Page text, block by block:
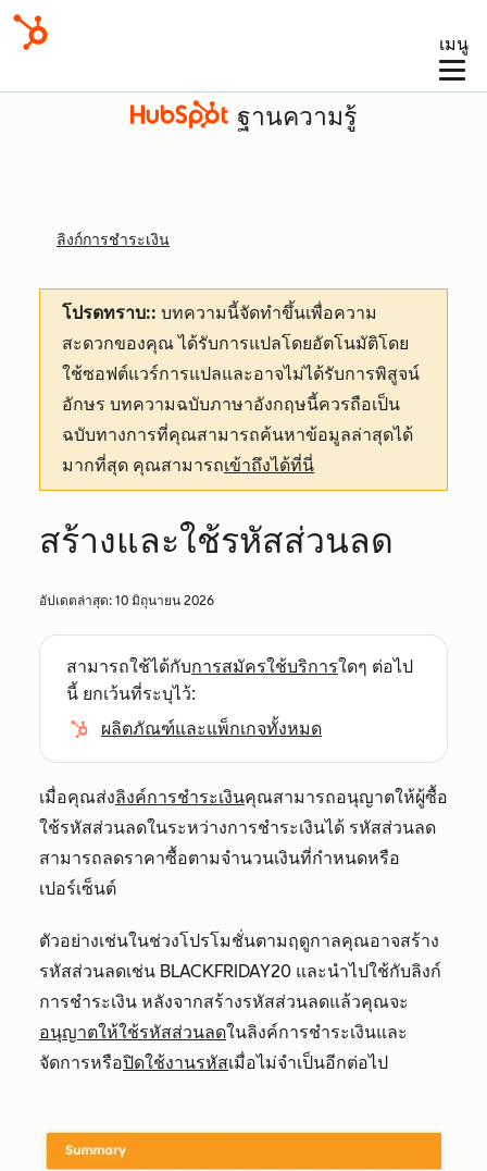
เมนู
ฐานความรู้
ลิงก์การชำระเงิน
โปรดทราบ:: บทความนี้จัดทำขึ้นเพื่อความ
สะดวกของคุณได้รับการแปลโดยอัตโนมัติโดย
ใช้ซอฟต์แวร์การแปลและอาจไม่ได้รับการพิสูจน์
อักษร บทความฉบับภาษาอังกฤษนี้ควรถือเป็น
ฉบับทางการที่คุณสามารถค้นหาข้อมูลล่าสุดได้
มากที่สุด คุณสามารถเข้าถึงได้ที่นี่
สร้างและใช้รหัสส่วนลด
อัปเดตล่าสุด: 10 มิถุนายน 2026
สามารถใช้ได้กับการสมัครใช้บริการใดๆ ต่อไป
นี้ ยกเว้นที่ระบุไว้:
ผลิตภัณฑ์และแพ็กเกจทั้งหมด
เมื่อคุณส่งลิงค์การชำระเงินคุณสามารถอนุญาตให้ผู้ซื้อ
ใช้รหัสส่วนลดในระหว่างการชำระเงินได้ รหัสส่วนลด
สามารถลดราคาซื้อตามจำนวนเงินที่กำหนดหรือ
เปอร์เซ็นต์
ตัวอย่างเช่นในช่วงโปรโมชั่นตามฤดูกาลคุณอาจสร้าง
รหัสส่วนลดเช่น BLACKFRIDAY20 และนำไปใช้กับลิงก์
การชำระเงิน หลังจากสร้างรหัสส่วนลดแล้วคุณจะ
อนุญาตให้ใช้รหัสส่วนลดในลิงค์การชำระเงินและ
จัดการหรือปิดใช้งานรหัสเมื่อไม่จำเป็นอีกต่อไป